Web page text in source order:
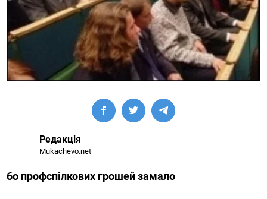
Редакція
Mukachevo.net
бо профспілкових грошей замало